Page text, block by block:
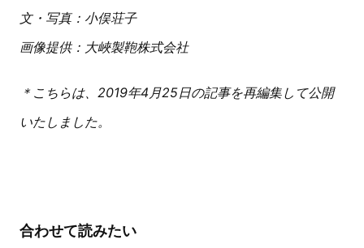
文・写真：小俣荘子
画像提供：大峽製鞄株式会社
＊こちらは、2019年4月25日の記事を再編集して公開
いたしました。
合わせて読みたい